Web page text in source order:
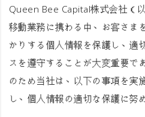
Queen Bee Capital株式会社（
移動業務に携わる中、お客さま
かりする個人情報を保護し、適
スを遵守することが大変重要で
のため当社は、以下の事項を実
し、個人情報の適切な保護に努